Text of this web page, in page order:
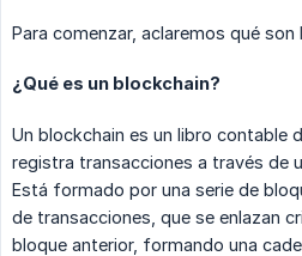
Para comenzar, aclaremos qué
¿Qué es un blockchain?
Un blockchain es un libro contable
registra transacciones a través de
Está formado por una serie de
de transacciones, que se enlazan
bloque anterior, formando una